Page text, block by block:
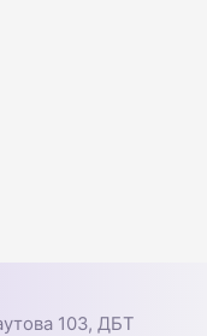
103, ДБТ